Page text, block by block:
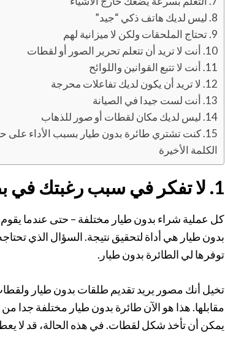
8. ليس لديك هاتف ذكي “جيد”
9. تحتاج الملحقات ولكن لا ميزانية لهم
10. أنت لا تريد أن تتعلم تحرير الصور أو لقطات
11. أنت لا تتبع القوانين واللوائح
12. لا تريد أن يكون لديك تفاعلات محرجة
13. أنت لست جيدا في الصيانة
14. ليس لديك مكان لقطات أو صور للذهاب
15. كنت تشتري طائرة بدون طيار بسبب الأداء على حافة المواصفات الرسمية
الكلمة الأخيرة
1. لا تفكر في سبب رغبتك في بطولة بدون طيار
كل عملية شراء بدون طيار مختلفة – حتى عندما
بدون طيار هي أداة لتحقيق نتيجة. السؤال الذي
توفرها لي الطائرة بدون طيار.
تخيل أنك مصور يريد تقديم طلقات بدون طيار
مقابلها. هذا هو الآن طائرة بدون طيار مختلفة جدا